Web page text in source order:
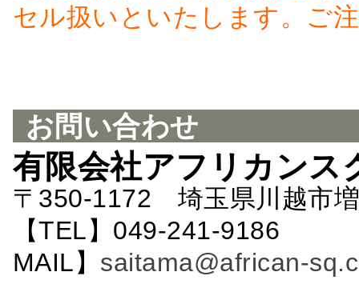
セル扱いといたします。ご
お問い合わせ
有限会社アフリカンス
〒350-1172 埼玉県川越市
【TEL】049-241-
MAIL】 saitama@african-